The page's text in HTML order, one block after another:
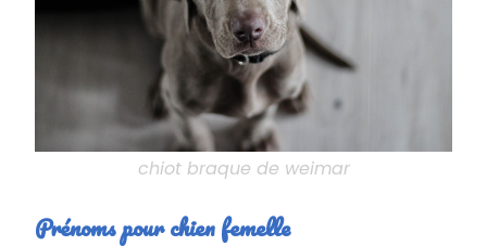
chiot braque de weimar
Prénoms pour chien femelle